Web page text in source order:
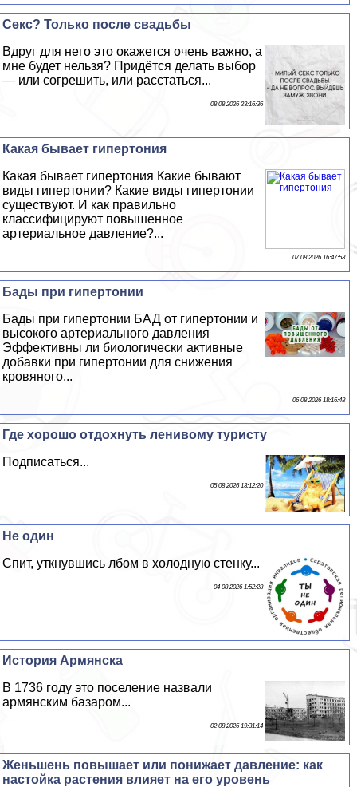
Сeкc? Только после свадьбы
Вдруг для него это окажется очень важно, а
мне будет нельзя? Придётся делать выбор
— или согрешить, или расстаться...
08 08 2026 23:16:36
Какая бывает гипертония
Какая бывает гипертония Какие бывают
виды гипертонии? Какие виды гипертонии
существуют. И как правильно
классифицируют повышенное
артериальное давление?...
07 08 2026 16:47:53
Бады при гипертонии
Бады при гипертонии БАД от гипертонии и
высокого артериального давления
Эффективны ли биологически активные
добавки при гипертонии для снижения
кровяного...
06 08 2026 18:16:48
Где хорошо отдохнуть ленивому туристу
Подписаться...
05 08 2026 13:12:20
Не один
Спит, уткнувшись лбом в холодную стенку...
04 08 2026 1:52:28
История Армянска
В 1736 году это поселение назвали
армянским базаром...
02 08 2026 19:31:14
Женьшень повышает или понижает давление: как
настойка растения влияет на его уровень